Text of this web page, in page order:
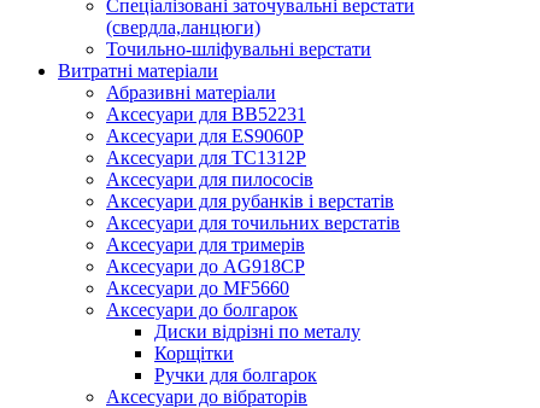
Спеціалізовані заточувальні верстати
(свердла,ланцюги)
Точильно-шліфувальні верстати
Витратні матеріали
Абразивні матеріали
Аксесуари для BB52231
Аксесуари для ES9060P
Аксесуари для TC1312P
Аксесуари для пилососів
Аксесуари для рубанків і верстатів
Аксесуари для точильних верстатів
Аксесуари для тримерів
Аксесуари до AG918CP
Аксесуари до MF5660
Аксесуари до болгарок
Диски відрізні по металу
Корщітки
Ручки для болгарок
Аксесуари до вібраторів